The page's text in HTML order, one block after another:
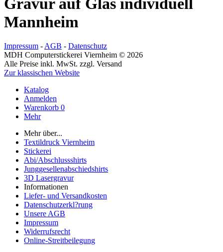
Mannheim
Impressum - AGB - Datenschutz
MDH Computerstickerei Viernheim © 2026
Alle Preise inkl. MwSt. zzgl. Versand
Zur klassischen Website
Katalog
Anmelden
Warenkorb 0
Mehr
Mehr über...
Textildruck Viernheim
Stickerei
Abi/Abschlussshirts
Junggesellenabschiedshirts
3D Lasergravur
Informationen
Liefer- und Versandkosten
Datenschutzerkl?rung
Unsere AGB
Impressum
Widerrufsrecht
Online-Streitbeilegung